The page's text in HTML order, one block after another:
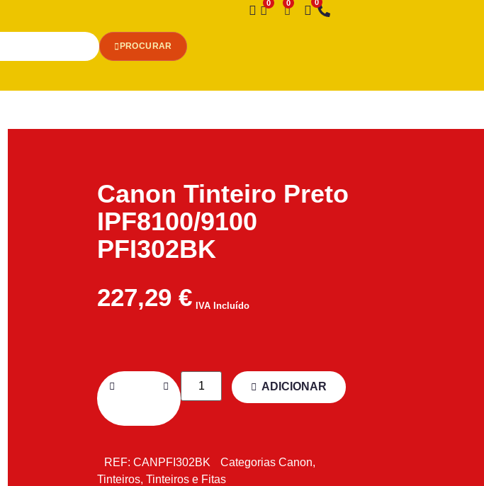
PROCURAR
Desejo
Canon Tinteiro Preto
IPF8100/9100
PFI302BK
227,29 € IVA Incluído
ADICIONAR
REF: CANPFI302BK Categorias Canon,
Tinteiros, Tinteiros e Fitas